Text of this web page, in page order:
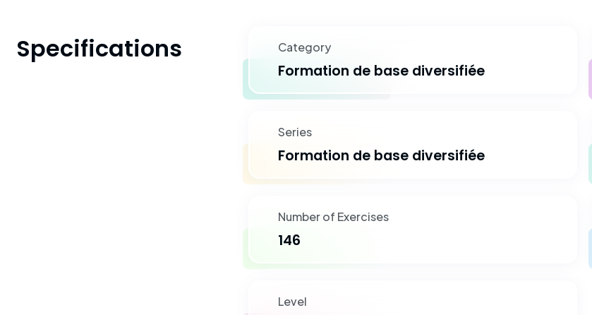
Specifications Category
Formation de base diversifiée
Series
Formation de base diversifiée
Number of Exercises
146
Level